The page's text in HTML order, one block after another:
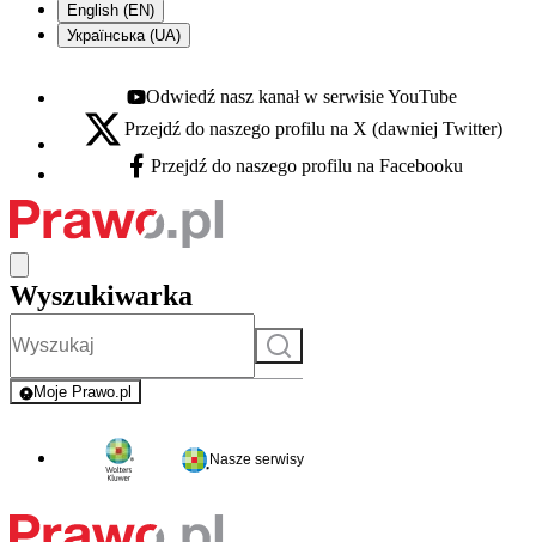
English (EN)
Українська (UA)
Youtube - otwiera się w nowej karcie
Odwiedź nasz kanał w serwisie YouTube
X - otwiera się w nowej karcie
Przejdź do naszego profilu na X (dawniej Twitter)
Facebook - otwiera się w nowej karcie
Przejdź do naszego profilu na Facebooku
Wyszukiwarka
Szukaj
Moje Prawo.pl
- rejestracja i logowanie do serwisu
Nasze serwisy